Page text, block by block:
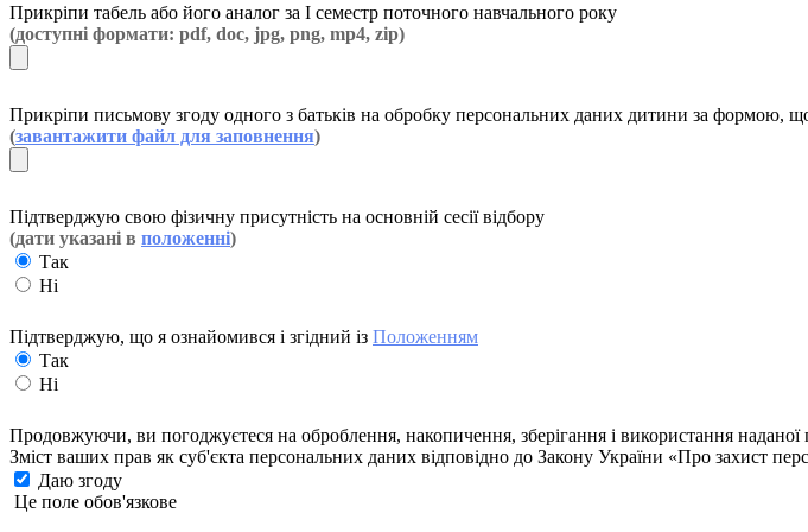
Прикріпи табель або його аналог за І семестр поточного навчального року
(доступні формати: pdf, doc, jpg, png, mp4, zip)
Прикріпи письмову згоду одного з батьків на обробку персональних даних дитини за формою,
(завантажити файл для заповнення)
Підтверджую свою фізичну присутність на основній сесії відбору
(дати указані в положенні)
Так
Ні
Підтверджую, що я ознайомився і згідний із Положенням
Так
Ні
Продовжуючи, ви погоджуєтеся на оброблення, накопичення, зберігання і використання
Зміст ваших прав як суб'єкта персональних даних відповідно до Закону України «Про захист
Даю згоду
Це поле обов'язкове